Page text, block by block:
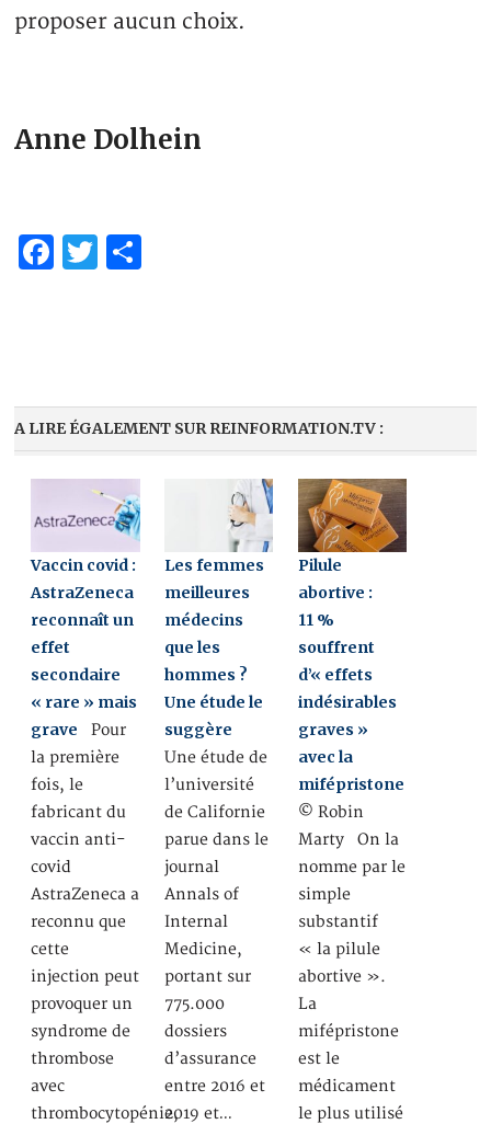
proposer aucun choix.
Anne Dolhein
Facebook
Twitter
A LIRE ÉGALEMENT SUR REINFORMATION.TV :
Vaccin covid :
AstraZeneca
reconnaît un
effet
secondaire
« rare » mais
grave Pour
la première
fois, le
fabricant du
vaccin anti-
covid
AstraZeneca a
reconnu que
cette
injection peut
provoquer un
syndrome de
thrombose
avec
thrombocytopénie,
Les femmes
meilleures
médecins
que les
hommes ?
Une étude le
suggère
Une étude de
l’université
de Californie
parue dans le
journal
Annals of
Internal
Medicine,
portant sur
775.000
dossiers
d’assurance
entre 2016 et
2019 et…
Pilule
abortive :
11 %
souffrent
d’« effets
indésirables
graves »
avec la
mifépristone
© Robin
Marty On la
nomme par le
simple
substantif
« la pilule
abortive ».
La
mifépristone
est le
médicament
le plus utilisé